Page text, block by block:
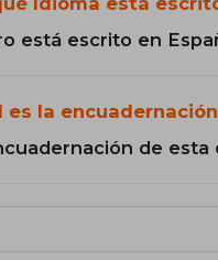
está escrito en
es la
de esta